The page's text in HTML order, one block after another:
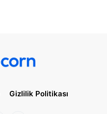
Gizlilik Politikası